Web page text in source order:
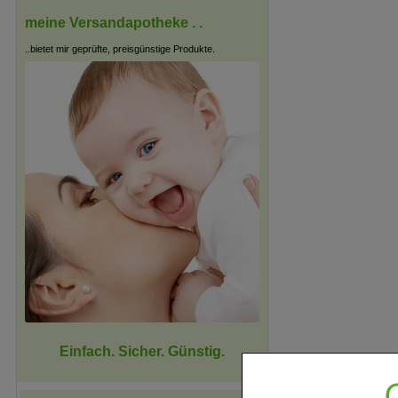
meine Versandapotheke . .
..bietet mir geprüfte, preisgünstige Produkte.
Einfach. Sicher. Günstig.